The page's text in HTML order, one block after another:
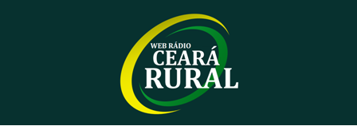
Equipe
Contato
Sobre